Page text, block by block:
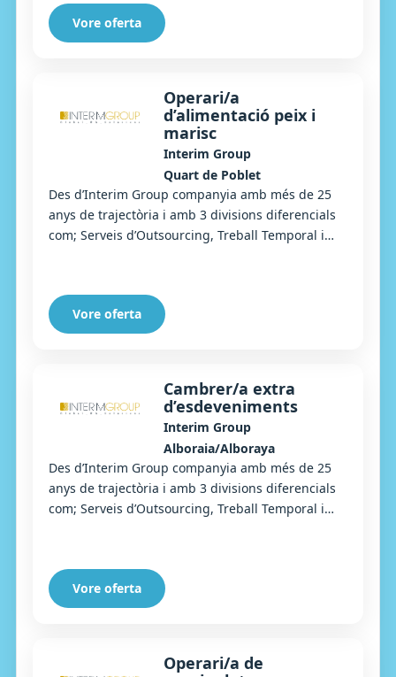
Vore oferta
Operari/a
d’alimentació peix i
marisc
Interim Group
Quart de Poblet
Des d’Interim Group companyia amb més de 25
anys de trajectòria i amb 3 divisions diferencials
com; Serveis d’Outsourcing, Treball Temporal i
Vore oferta
Cambrer/a extra
d’esdeveniments
Interim Group
Alboraia/Alboraya
Des d’Interim Group companyia amb més de 25
anys de trajectòria i amb 3 divisions diferencials
com; Serveis d’Outsourcing, Treball Temporal i
Vore oferta
Operari/a de